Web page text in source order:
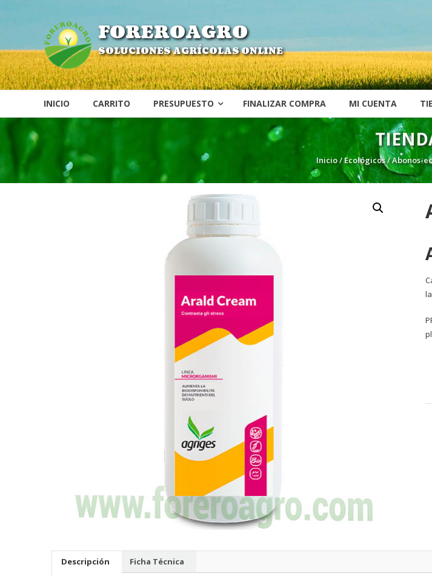
FOREROAGRO
SOLUCIONES AGRÍCOLAS ONLINE
INICIO CARRITO PRESUPUESTO FINALIZAR COMPRA MI CUENTA
Inicio/Ecológicos/Abonos-
Descripción Ficha Técnica